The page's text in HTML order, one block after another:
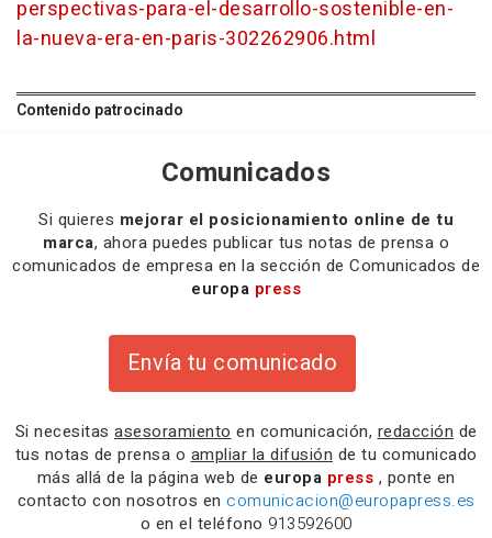
perspectivas-para-el-desarrollo-sostenible-en-
la-nueva-era-en-paris-302262906.html
Contenido patrocinado
Comunicados
Si quieres mejorar el posicionamiento online de tu
marca, ahora puedes publicar tus notas de prensa o
comunicados de empresa en la sección de Comunicados de
europa press
Envía tu comunicado
Si necesitas asesoramiento en comunicación, redacción de
tus notas de prensa o ampliar la difusión de tu comunicado
más allá de la página web de europa press , ponte en
contacto con nosotros en comunicacion@europapress.es
o en el teléfono 913592600